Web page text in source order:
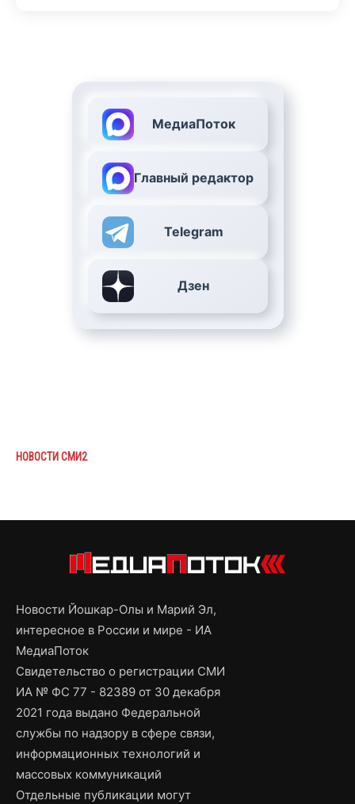
МедиаПоток
Главный редактор
Telegram
Дзен
НОВОСТИ СМИ2
Новости Йошкар-Олы и Марий Эл,
интересное в России и мире - ИА
МедиаПоток
Свидетельство о регистрации СМИ
ИА № ФС 77 - 82389 от 30 декабря
2021 года выдано Федеральной
службы по надзору в сфере связи,
информационных технологий и
массовых коммуникаций
Отдельные публикации могут